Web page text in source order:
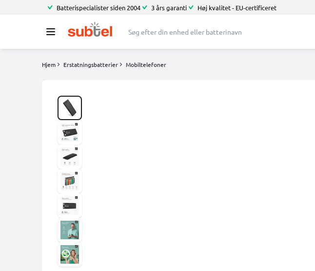
Batterispecialister siden 2004 3 års garanti Høj kvalitet - EU-certificeret
Hjem Erstatningsbatterier Mobiltelefoner